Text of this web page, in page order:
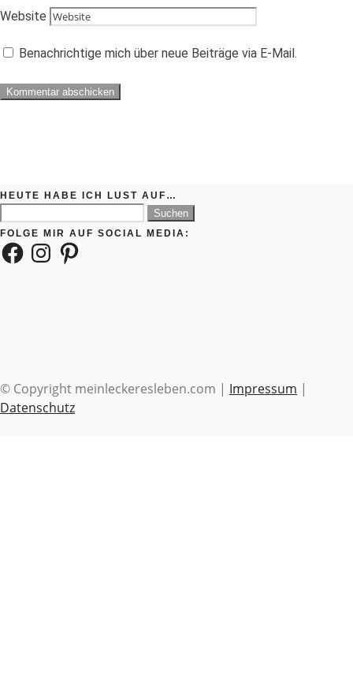
Website
Benachrichtige mich über neue Beiträge via E-Mail.
HEUTE HABE ICH LUST AUF…
nach:
FOLGE MIR AUF SOCIAL MEDIA:
FacebookInstagramPinterest
© Copyright meinleckeresleben.com | Impressum |
Datenschutz